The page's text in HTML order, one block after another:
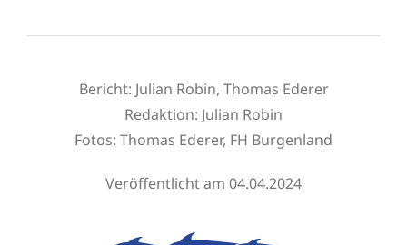
Bericht: Julian Robin, Thomas Ederer
Redaktion: Julian Robin
Fotos: Thomas Ederer, FH Burgenland
Veröffentlicht am 04.04.2024